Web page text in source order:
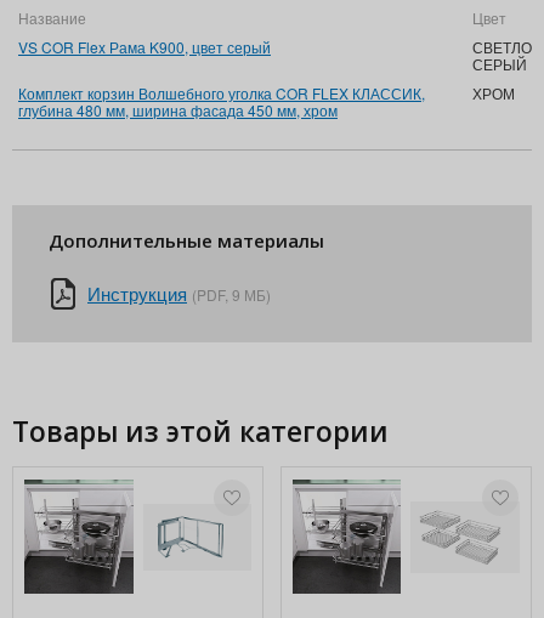
Название Цвет
VS COR Flex Рама K900, цвет серый
СВЕТЛО-
СЕРЫЙ
Комплект корзин Волшебного уголка COR FLEX КЛАССИК,
глубина 480 мм, ширина фасада 450 мм, хром
ХРОМ
Дополнительные материалы
Инструкция (PDF, 9 МБ)
Товары из этой категории